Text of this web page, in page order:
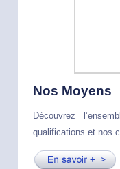
Nos Moyens
Découvrez
qualifications et nos